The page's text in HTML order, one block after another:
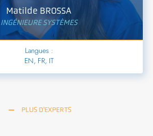
Matilde BROSSA
INGÉNIEURE SYSTÈMES
Langues :
EN, FR, IT
PLUS D'EXPERTS